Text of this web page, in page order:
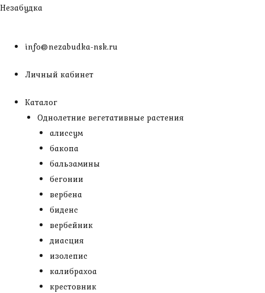
Перейти
Незабудка
info@nezabudka-nsk.ru
Личный кабинет
Каталог
Однолетние вегетативные растения
алиссум
бакопа
бальзамины
бегонии
вербена
биденс
вербейник
диасция
изолепис
калибрахоа
крестовник